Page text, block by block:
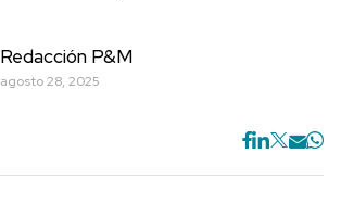
Redacción P&M
agosto 28, 2025